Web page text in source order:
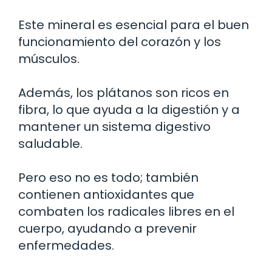
Este mineral es esencial para el buen
funcionamiento del corazón y los
músculos.
Además, los plátanos son ricos en
fibra, lo que ayuda a la digestión y a
mantener un sistema digestivo
saludable.
Pero eso no es todo; también
contienen antioxidantes que
combaten los radicales libres en el
cuerpo, ayudando a prevenir
enfermedades.